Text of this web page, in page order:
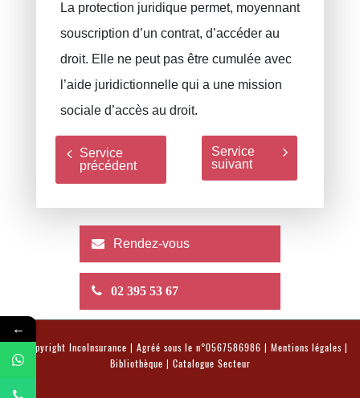
La protection juridique permet, moyennant
souscription d’un contrat, d’accéder au
droit. Elle ne peut pas être cumulée avec
l’aide juridictionnelle qui a une mission
sociale d’accès au droit.
Service
précédent
Service
suivant
Rendez-vous
02 395 53 67
←
© Copyright IncoInsurance | Agréé sous le n°0567586986 | Mentions légales|
Bibliothèque | Catalogue Secteur